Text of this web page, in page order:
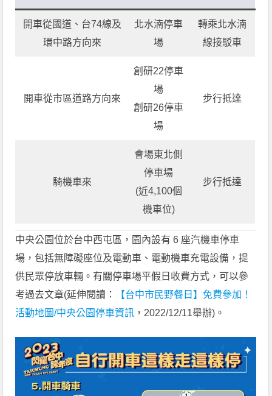
開車從國道、台74線及
環中路方向來
北水湳停車
場
轉乘北水湳
線接駁車
開車從市區道路方向來
創研22停車
場
創研26停車
場
步行抵達
騎機車來
會場東北側
停車場
(近4,100個
機車位)
步行抵達
中央公園位於台中西屯區，園內設有 6 座汽機車停車
場，包括無障礙座位及電動車、電動機車充電設備，提
供民眾停放車輛。有關停車場平假日收費方式，可以參
考過去文章(延伸閱讀：
【台中市民野餐日】免費參加！
活動地圖/中央公園停車資訊 ，2022/12/11舉辦)。